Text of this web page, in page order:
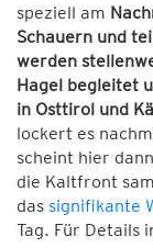
speziell am
Schauern und
werden
Hagel begleitet
in Osttirol und
lockert es
scheint hier
die Kaltfront
das signifikante
Tag. Für Details